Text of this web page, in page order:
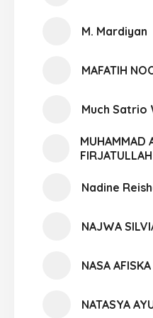
M. Mardiyan
MAFATIH
Much Satrio
MUHAMMAD
FIRJATULLAH
Nadine
NAJWA
NASA
NATASYA